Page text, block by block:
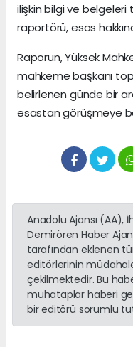
ilişkin bilgi ve
raportörü, esas
Raporun, Yüksek
mahkeme başkanı
belirlenen günde bir
esastan görüşmeye
Anadolu Ajansı (AA),
Demirören Haber
tarafından eklenen
editörlerinin
çekilmektedir. Bu
muhataplar haberi
bir editörü sorumlu